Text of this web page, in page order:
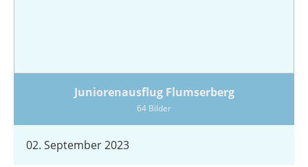
Juniorenausflug Flumserberg
64 Bilder
02. September 2023